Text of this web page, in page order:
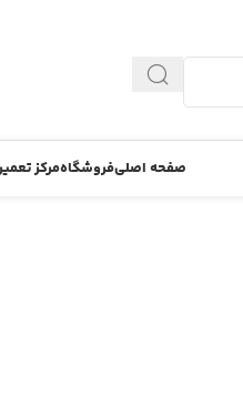
صفحه اصلیفروشگاهمرکز